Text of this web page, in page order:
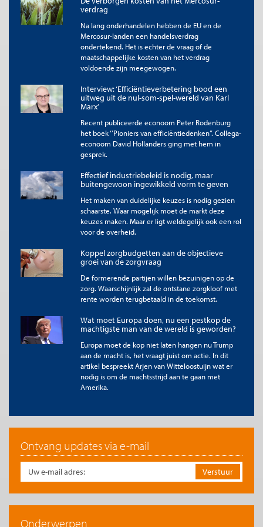
Solidariteit of gijzeling?
Voor landen als Italië, die expliciet geen militairen stuurden, was
deze gang van zakenonhoudbaar. De Italiaanse
defensieminister Guido Crosettobekritiseerdede inzet als
strategisch zinloos: te klein om militair effect te hebben, maar
groot genoeg om economische escalatie uit te lokken. Wat
voor sommigen solidariteit heette, voelde voor anderen als
onnodige escalatie.
Die kritiek was niet cynisch, maar rationeel. Het is niet moreel
om banen, export en financiële stabiliteit van andere lidstaten
op het spel te zetten voor een symbolisch gebaar zonder
geloofwaardige militaire slagkracht. Hier botsen twee
opvattingen van solidariteit: de ene volgt het morele voortouw
van enkelen, de andere vermijdt acties die de welvaart van
anderen ondermijnen. De EU beschikt over geen effectief
institutioneel mechanisme om dit conflict te beslechten.
Waarden behouden alleen betekenis
wanneer zij strategisch kunnen worden
steeds moeilijker: Europa spreekt in
waarden, maar handelt verdeeld.
Deze crisis raakt aan een dieper probleem. De EU presenteert
zich graag als morele autoriteit, maar mist de politieke eenheid
om die moraal collectief te dragen, terwijl de geopolitieke
werkelijkheid steeds meer wordt gedomineerd door macht en
economische druk. Zoals ook door onderzoekers verbonden
London School of Economics is benadrukt, staat het
traditionele zelfbeeld van de EU als normatieve macht onder
druk. Waarden behouden alleen betekenis wanneer zij
strategisch kunnen worden gedragen. Interne verdeeldheid
maakt dat steeds moeilijker: Europa spreekt in waarden, maar
Marktstabiliteit als gezamenlijk anker
Opvallend was dat in januari 2026 niet diplomatieke
verklaringen, maar financiële markten de druk tot de-escalatie
vergrootten. De daaropvolgende
tariefdreigingen veroorzaakten onrust op de beurzen
verdere escalatie ook economisch schadelijk zou zijn, werd de
toon in Washington merkbaar gematigderna intensiefoverleg
binnen NAVO-verband
verdrag
Na lang onderhandelen hebben de EU en de
Mercosur-landen een handelsverdrag
ondertekend. Het is echter de vraag of de
maatschappelijke kosten van het verdrag
voldoende zijn meegewogen.
Interview: ‘Efficiëntieverbetering bood een
uitweg uit de nul-som-spel-wereld van Karl
Marx’
Recent publiceerde econoom Peter Rodenburg
het boek ‘’Pioniers van efficiëntiedenken’’. Collega-
econoom David Hollanders ging met hem in
gesprek.
Effectief industriebeleid is nodig, maar
buitengewoon ingewikkeld vorm te geven
Het maken van duidelijke keuzes is nodig gezien
schaarste. Waar mogelijk moet de markt deze
keuzes maken. Maar er ligt weldegelijk ook een rol
voor de overheid.
Koppel zorgbudgetten aan de objectieve
groei van de zorgvraag
De formerende partijen willen bezuinigen op de
zorg. Waarschijnlijk zal de ontstane zorgkloof met
rente worden terugbetaald in de toekomst.
Wat moet Europa doen, nu een pestkop de
machtigste man van de wereld is geworden?
Europa moet de kop niet laten hangen nu Trump
aan de macht is, het vraagt juist om actie. In dit
artikel bespreekt Arjen van Witteloostuijn wat er
nodig is om de machtsstrijd aan te gaan met
Amerika.
Ontvang updates via e-mail
Onderwerpen